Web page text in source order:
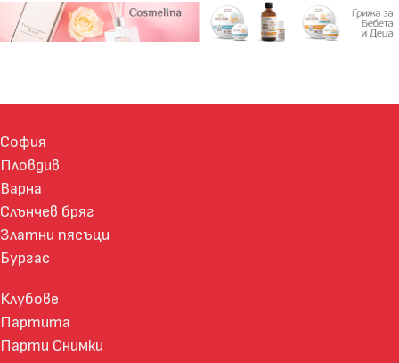
София
Пловдив
Варна
Слънчев бряг
Златни пясъци
Бургас
Клубове
Партита
Парти Снимки